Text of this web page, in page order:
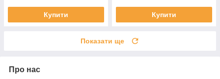
Купити Купити
Показати ще
Про нас